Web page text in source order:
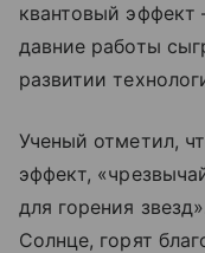
квантовый
давние работы
развитии
Ученый отметил,
эффект,
для горения
Солнце, горят